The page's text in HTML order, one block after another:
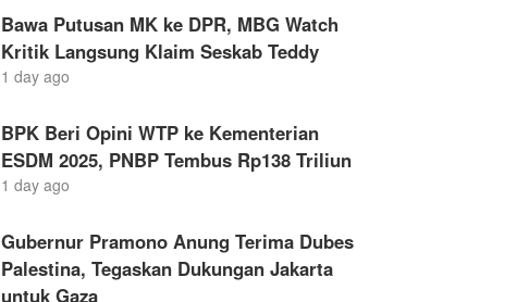
Bawa Putusan MK ke DPR, MBG Watch
Kritik Langsung Klaim Seskab Teddy
1 day ago
BPK Beri Opini WTP ke Kementerian
ESDM 2025, PNBP Tembus Rp138 Triliun
1 day ago
Gubernur Pramono Anung Terima Dubes
Palestina, Tegaskan Dukungan Jakarta
untuk Gaza